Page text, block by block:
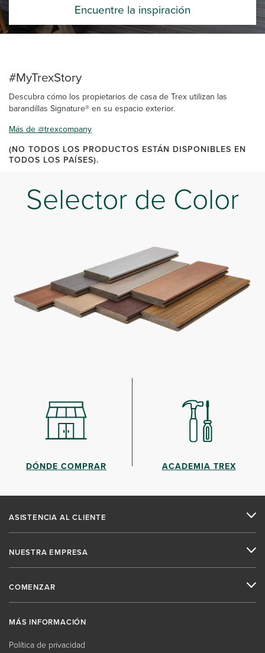
Encuentre la inspiración
#MyTrexStory
Descubra cómo los propietarios de casa de Trex utilizan las
barandillas Signature® en su espacio exterior.
Más de @trexcompany
(NO TODOS LOS PRODUCTOS ESTÁN DISPONIBLES EN
TODOS LOS PAÍSES).
Selector de Color
DÓNDE COMPRAR ACADEMIA TREX
ASISTENCIA AL CLIENTE
NUESTRA EMPRESA
COMENZAR
MÁS INFORMACIÓN
Política de privacidad